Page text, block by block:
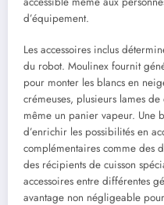
d’équipement.
Les accessoires inclus
du robot. Moulinex fournit
pour monter les blancs en
crémeuses, plusieurs lames
même un panier vapeur. Une
d’enrichir les possibilités en
complémentaires comme des
des récipients de cuisson
accessoires entre différentes
avantage non négligeable